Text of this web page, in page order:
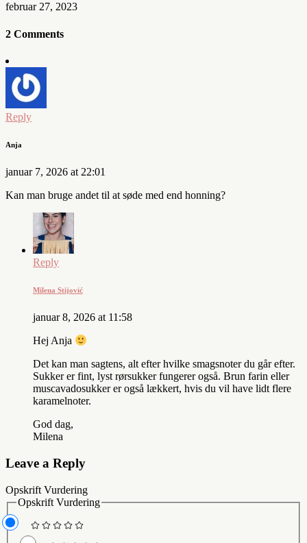
februar 27, 2023
2 Comments
Reply
Anja
januar 7, 2026 at 22:01
Kan man bruge andet til at søde med end honning?
Reply
Milena Stijović
januar 8, 2026 at 11:58
Hej Anja
Det kan man sagtens, alt efter hvilke smagsnoter du går efter.
Sukker er fint, lyst rørsukker fungerer også. Brun farin eller
muscavadosukker er også lækkert, hvis du vil have lidt flere
karamelnoter.
God dag,
Milena
Leave a Reply
Opskrift Vurdering
Opskrift Vurdering